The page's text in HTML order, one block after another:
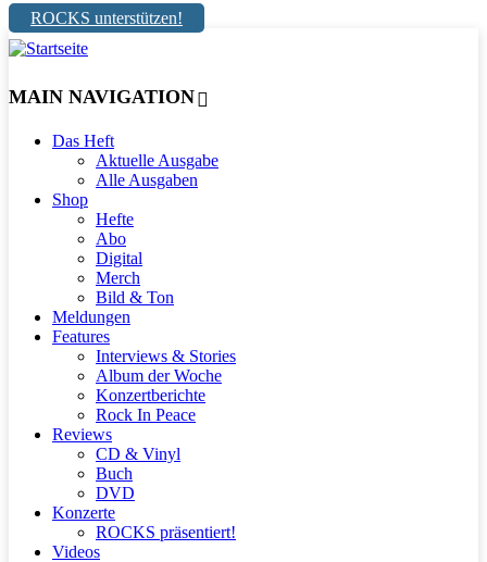
ROCKS unterstützen!
MAIN NAVIGATION
Das Heft
Aktuelle Ausgabe
Alle Ausgaben
Shop
Hefte
Abo
Digital
Merch
Bild & Ton
Meldungen
Features
Interviews & Stories
Album der Woche
Konzertberichte
Rock In Peace
Reviews
CD & Vinyl
Buch
DVD
Konzerte
ROCKS präsentiert!
Videos